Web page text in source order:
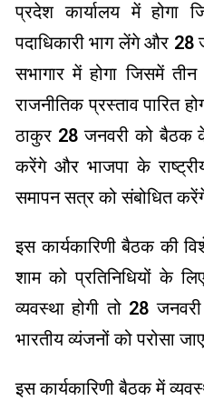
प्रदेश कार्यालय में होगा
पदाधिकारी भाग लेंगे और
सभागार में होगा जिसमें
राजनीतिक प्रस्ताव पारित
ठाकुर 28 जनवरी को बैठक
करेंगे और भाजपा के
समापन सत्र को संबोधित
इस कार्यकारिणी बैठक की
शाम को प्रतिनिधियों के
व्यवस्था होगी तो 28
भारतीय व्यंजनों को परोसा
इस कार्यकारिणी बैठक में